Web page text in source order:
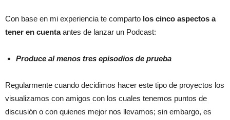
Con base en mi experiencia te comparto los cinco aspectos a
tener en cuentaantes de lanzar un Podcast:
Produce al menos tres episodios de prueba
Regularmente cuando decidimos hacer este tipo de proyectos los
visualizamos con amigos con los cuales tenemos puntos de
discusión o con quienes mejor nos llevamos; sin embargo, es